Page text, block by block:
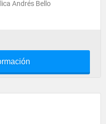
Andrés Bello